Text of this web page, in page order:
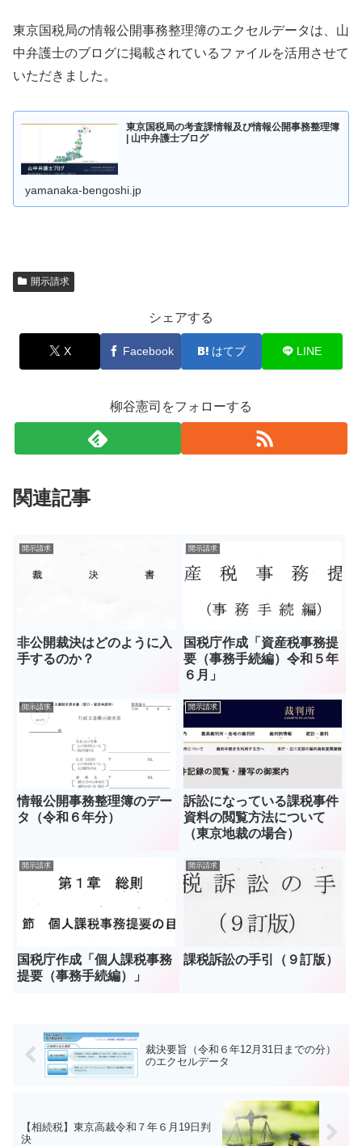
東京国税局の情報公開事務整理簿のエクセルデータは、山
中弁護士のブログに掲載されているファイルを活用させて
いただきました。
東京国税局の考査課情報及び情報公開事務整理簿
| 山中弁護士ブログ
yamanaka-bengoshi.jp
開示請求
シェアする
X Facebook はてブ LINE
柳谷憲司をフォローする
関連記事
開示請求
非公開裁決はどのように入
手するのか？
開示請求
国税庁作成「資産税事務提
要（事務手続編）令和５年
６月」
開示請求
情報公開事務整理簿のデー
タ（令和６年分）
開示請求
訴訟になっている課税事件
資料の閲覧方法について
（東京地裁の場合）
開示請求
国税庁作成「個人課税事務
提要（事務手続編）」
開示請求
課税訴訟の手引（９訂版）
裁決要旨（令和６年12月31日までの分）
のエクセルデータ
【相続税】東京高裁令和７年６月19日判
決